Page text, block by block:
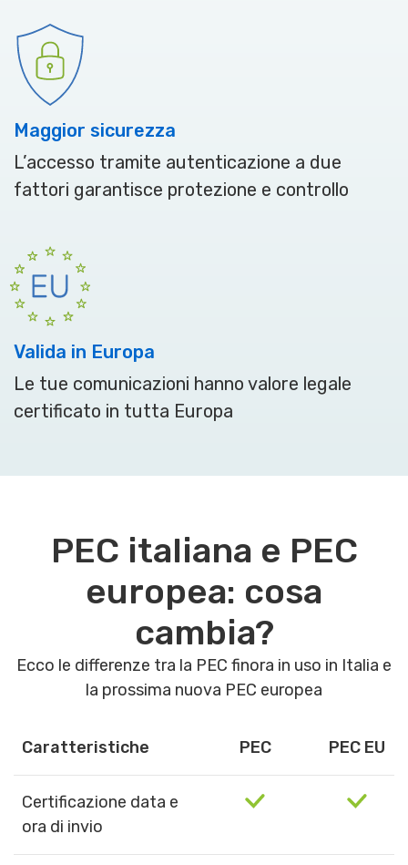
Maggior sicurezza
L’accesso tramite autenticazione a due
fattori garantisce protezione e controllo
Valida in Europa
Le tue comunicazioni hanno valore legale
certificato in tutta Europa
PEC italiana e PEC
europea: cosa
cambia?
Ecco le differenze tra la PEC finora in uso in Italia e
la prossima nuova PEC europea
Caratteristiche PEC PEC EU
Certificazione data e
ora di invio